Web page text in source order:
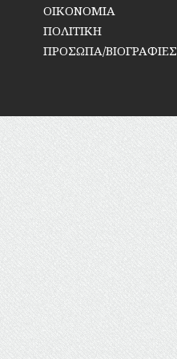
ΞΕΝΕΣ
ΠΡΟΣΩΠΙΚΟΤΗΤΕΣ
ΠΑΡΑΓΟΝΤΕΣ
ΠΟΛΙΤΙΚΟΙ
ΣΥΓΓΡΑΦΕΙΣ
ΠΟΙΗΤΕΣ
ΦΙΛΕΛΛΗΝΕΣ
ΟΙΚΟΝΟΜΙΑ
ΠΟΛΙΤΙΚΗ
ΠΡΟΣΩΠΑ/ΒΙΟΓΡΑΦΙΕΣ